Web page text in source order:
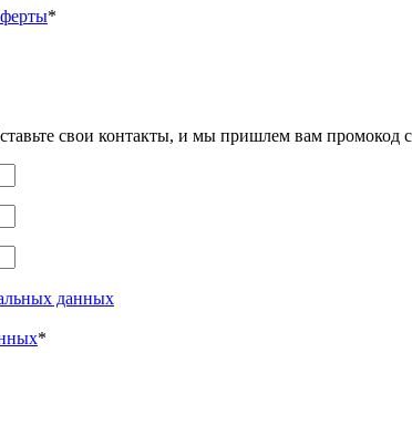
*
свои контакты, и мы пришлем вам промокод
данных
*